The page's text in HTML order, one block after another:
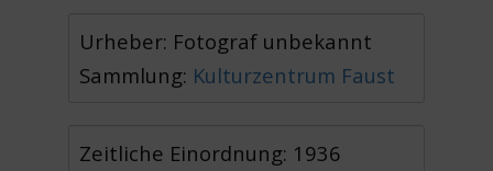
Urheber: Fotograf unbekannt
Sammlung: Kulturzentrum Faust
Zeitliche Einordnung: 1936